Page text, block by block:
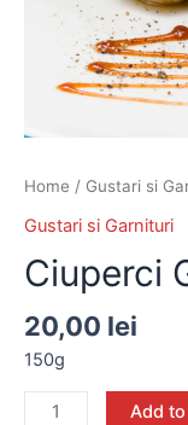
Home / Gustari si
Gustari si Garnituri
Ciuperci
20,00 lei
150g
Add